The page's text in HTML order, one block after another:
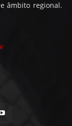
âmbito regional.